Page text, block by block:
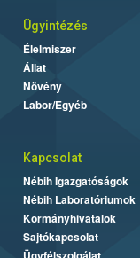
Ügyintézés
Élelmiszer
Állat
Növény
Labor/Egyéb
Kapcsolat
Nébih Igazgatóságok
Nébih Laboratóriumok
Kormányhivatalok
Sajtókapcsolat